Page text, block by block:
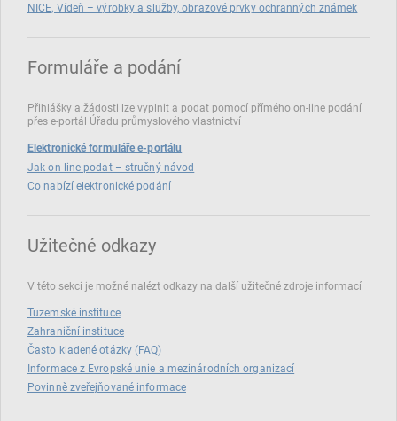
NICE, Vídeň – výrobky a služby, obrazové prvky ochranných známek
Formuláře a podání
Přihlášky a žádosti lze vyplnit a podat pomocí přímého on‑line podání
přes e‑portál Úřadu průmyslového vlastnictví
Elektronické formuláře e-portálu
Jak on-line podat – stručný návod
Co nabízí elektronické podání
Užitečné odkazy
V této sekci je možné nalézt odkazy na další užitečné zdroje informací
Tuzemské instituce
Zahraniční instituce
Často kladené otázky (FAQ)
Informace z Evropské unie a mezinárodních organizací
Povinně zveřejňované informace